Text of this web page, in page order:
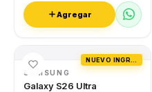
Agregar
SAMSUNG
Galaxy S26 Ultra